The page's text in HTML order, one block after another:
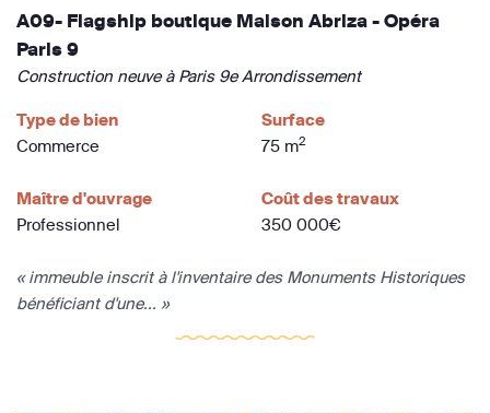
A09- Flagship boutique Maison Abriza - Opéra
Paris 9
Construction neuve à Paris 9e Arrondissement
Type de bien
Commerce
Surface
75 m2
Maître d'ouvrage
Professionnel
Coût des travaux
350 000€
« immeuble inscrit à l'inventaire des Monuments Historiques
bénéficiant d'une... »